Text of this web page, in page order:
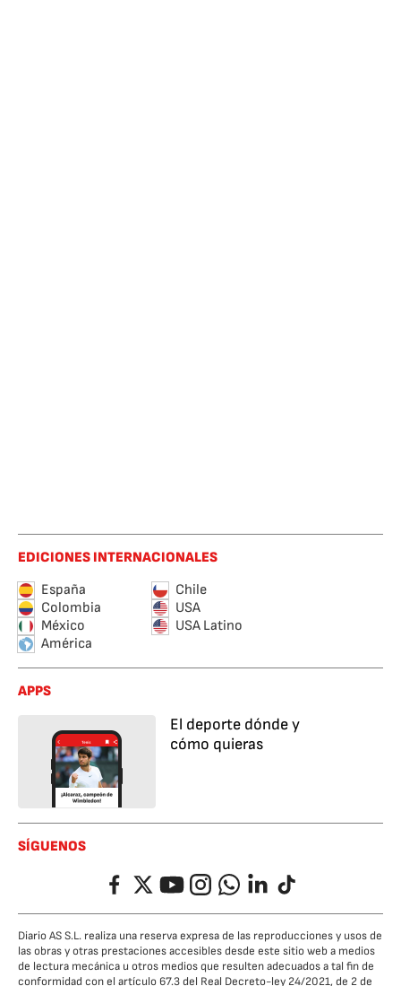
EDICIONES INTERNACIONALES
España
Chile
Colombia
USA
México
USA Latino
América
APPS
El deporte dónde y
cómo quieras
SÍGUENOS
FacebookTwitterYouTubeInstagramWhatsappLinkedIn
TikTok
Diario AS S.L. realiza una reserva expresa de las reproducciones y usos de
las obras y otras prestaciones accesibles desde este sitio web a medios
de lectura mecánica u otros medios que resulten adecuados a tal fin de
conformidad con el artículo 67.3 del Real Decreto-ley 24/2021, de 2 de